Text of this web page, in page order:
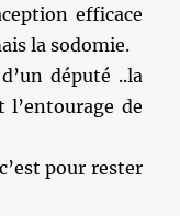
efficace
la sodomie.
député ..la
l’entourage de
pour rester